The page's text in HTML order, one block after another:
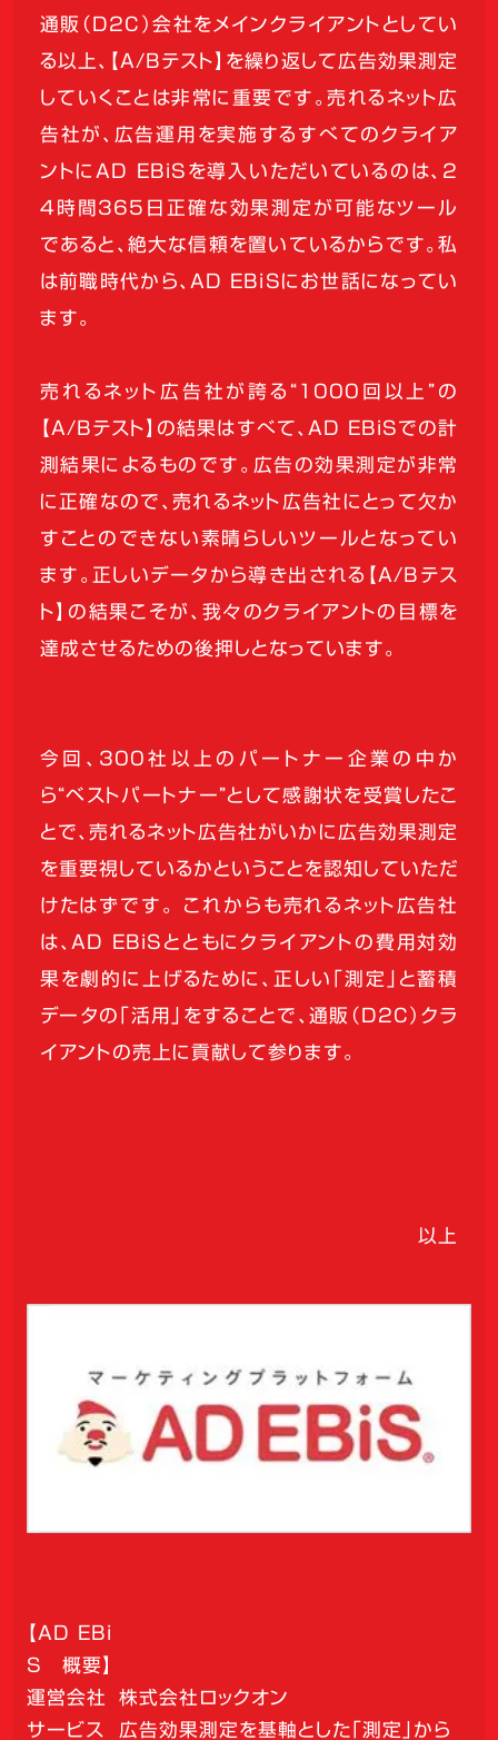
通販（D2C）会社をメインクライアントとしてい
る以上、【A/Bテスト】を繰り返して広告効果測定
していくことは非常に重要です。売れるネット広
告社が、広告運用を実施するすべてのクライア
ントにAD EBiSを導入いただいているのは、2
4時間365日正確な効果測定が可能なツール
であると、絶大な信頼を置いているからです。私
は前職時代から、AD EBiSにお世話になってい
ます。
売れるネット広告社が誇る“1000回以上”の
【A/Bテスト】の結果はすべて、AD EBiSでの計
測結果によるものです。広告の効果測定が非常
に正確なので、売れるネット広告社にとって欠か
すことのできない素晴らしいツールとなってい
ます。正しいデータから導き出される【A/Bテス
ト】の結果こそが、我々のクライアントの目標を
達成させるための後押しとなっています。
今回、300社以上のパートナー企業の中か
ら“ベストパートナー”として感謝状を受賞したこ
とで、売れるネット広告社がいかに広告効果測定
を重要視しているかということを認知していただ
けたはずです。 これからも売れるネット広告社
は、AD EBiSとともにクライアントの費用対効
果を劇的に上げるために、正しい「測定」と蓄積
データの「活用」をすることで、通販（D2C）クラ
イアントの売上に貢献して参ります。
以上
【AD EBi
S 概要】
運営会社
株式会社ロックオン
サービス
広告効果測定を基軸とした「測定」から